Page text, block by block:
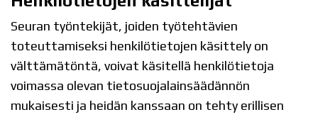
Seuran työntekijät, joiden työtehtävien
toteuttamiseksi henkilötietojen käsittely on
välttämätöntä, voivat käsitellä henkilötietoja
voimassa olevan tietosuojalainsäädännön
mukaisesti ja heidän kanssaan on tehty erillisen